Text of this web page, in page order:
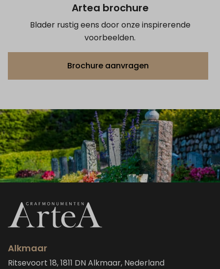
Artea brochure
Blader rustig eens door onze inspirerende
voorbeelden.
Brochure aanvragen
Alkmaar
Ritsevoort 18, 1811 DN Alkmaar, Nederland